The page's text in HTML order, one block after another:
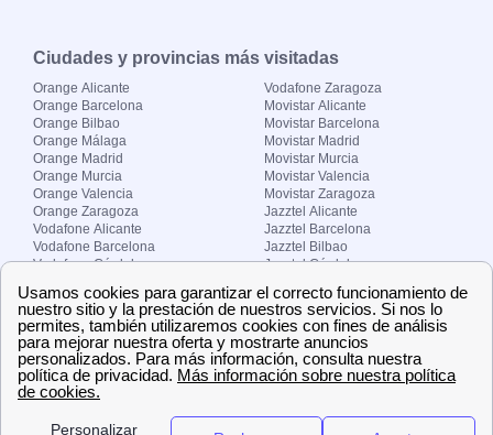
Ciudades y provincias más visitadas
Orange Alicante
Orange Barcelona
Orange Bilbao
Orange Málaga
Orange Madrid
Orange Murcia
Orange Valencia
Orange Zaragoza
Vodafone Alicante
Vodafone Barcelona
Vodafone Córdoba
Vodafone Madrid
Vodafone Murcia
Vodafone Valencia
Vodafone Zaragoza
Movistar Alicante
Movistar Barcelona
Movistar Madrid
Movistar Murcia
Movistar Valencia
Movistar Zaragoza
Jazztel Alicante
Jazztel Barcelona
Jazztel Bilbao
Jazztel Córdoba
Jazztel Málaga
Jazztel Valencia
Jazztel Zaragoza
Sobre Zona-internet.com
¿Quiénes somos?
El grupo papernest